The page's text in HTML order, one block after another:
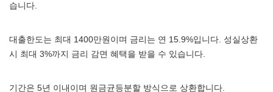
습니다.
대출한도는 최대 1400만원이며 금리는 연 15.9%입니다. 성실상환
시 최대 3%까지 금리 감면 혜택을 받을 수 있습니다.
기간은 5년 이내이며 원금균등분할 방식으로 상환합니다.